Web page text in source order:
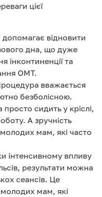
цієї
відновити
дна, що дуже
інконтиненції та
ОМТ.
вважається
безболісною.
сидить у кріслі,
А зручність
мам, які часто
інтенсивному впливу
результати можна
сеансів. Це
мам, які